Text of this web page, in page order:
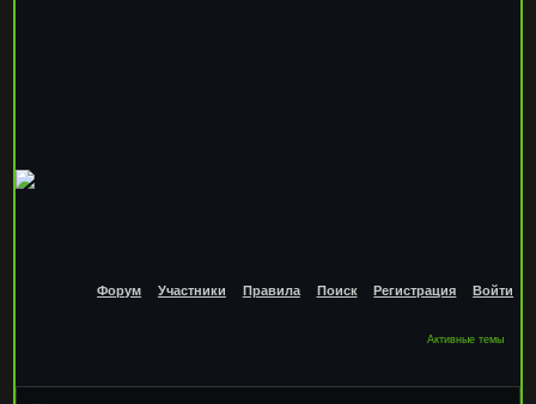
Форум Участники Правила Поиск Регистрация Войти
Активные темы